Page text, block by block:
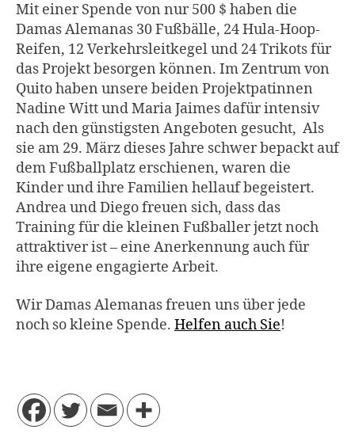
Mit einer Spende von nur 500 $ haben die
Damas Alemanas 30 Fußbälle, 24 Hula-Hoop-
Reifen, 12 Verkehrsleitkegel und 24 Trikots für
das Projekt besorgen können. Im Zentrum von
Quito haben unsere beiden Projektpatinnen
Nadine Witt und Maria Jaimes dafür intensiv
nach den günstigsten Angeboten gesucht, Als
sie am 29. März dieses Jahre schwer bepackt auf
dem Fußballplatz erschienen, waren die
Kinder und ihre Familien hellauf begeistert.
Andrea und Diego freuen sich, dass das
Training für die kleinen Fußballer jetzt noch
attraktiver ist – eine Anerkennung auch für
ihre eigene engagierte Arbeit.
Wir Damas Alemanas freuen uns über jede
noch so kleine Spende. Helfen auch Sie!